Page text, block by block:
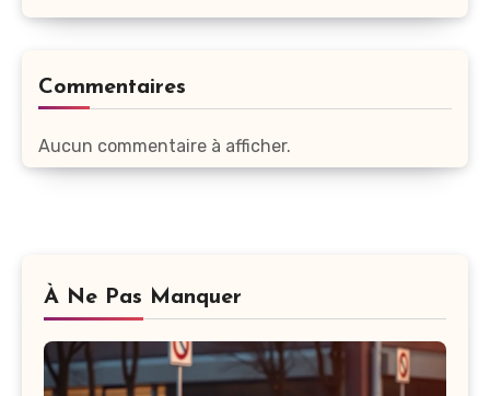
Commentaires
Aucun commentaire à afficher.
À Ne Pas Manquer